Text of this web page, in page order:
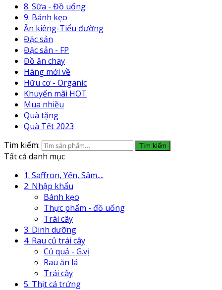
8. Sữa - Đồ uống
9. Bánh kẹo
Ăn kiêng-Tiểu đường
Đặc sản
Đặc sản - FP
Đồ ăn chay
Hàng mới về
Hữu cơ - Organic
Khuyến mãi HOT
Mua nhiều
Quà tặng
Quà Tết 2023
Tìm kiếm:
Tìm kiếm
Tất cả danh mục
1. Saffron, Yến, Sâm,...
2. Nhập khẩu
Bánh kẹo
Thực phẩm - đồ uống
Trái cây
3. Dinh dưỡng
4. Rau củ trái cây
Củ quả - G.vị
Rau ăn lá
Trái cây
5. Thịt cá trứng